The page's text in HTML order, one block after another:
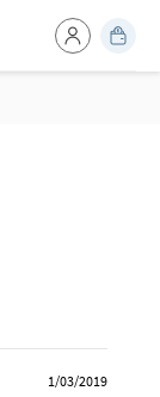
1/03/2019